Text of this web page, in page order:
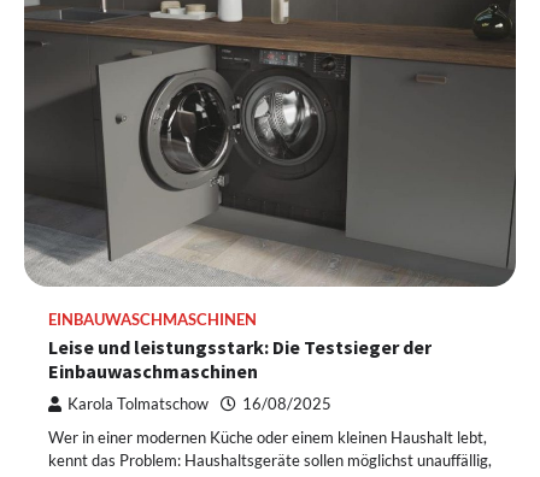
EINBAUWASCHMASCHINEN
Leise und leistungsstark: Die Testsieger der
Einbauwaschmaschinen
Karola Tolmatschow 16/08/2025
Wer in einer modernen Küche oder einem kleinen Haushalt lebt,
kennt das Problem: Haushaltsgeräte sollen möglichst unauffällig,